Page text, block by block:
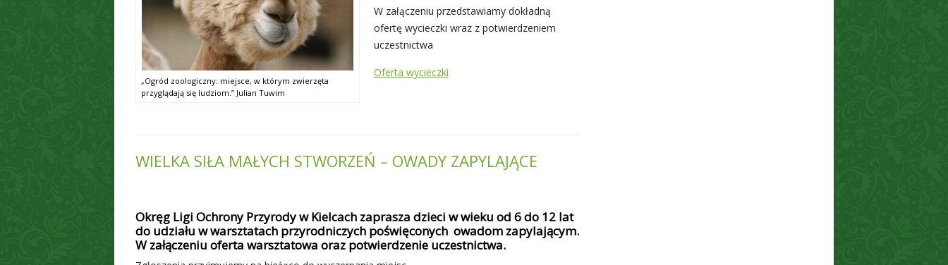
„Ogród zoologiczny: miejsce, w którym zwierzęta
przyglądają się ludziom.” Julian Tuwim
W załączeniu przedstawiamy dokładną
ofertę wycieczki wraz z potwierdzeniem
uczestnictwa
Oferta wycieczki
WIELKA SIŁA MAŁYCH STWORZEŃ – OWADY ZAPYLAJĄCE
Okręg Ligi Ochrony Przyrody w Kielcach zaprasza dzieci w wieku od 6 do 12 lat
do udziału w warsztatach przyrodniczych poświęconych owadom zapylającym.
W załączeniu oferta warsztatowa oraz potwierdzenie uczestnictwa.